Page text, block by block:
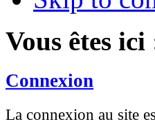
Vous êtes ici
Connexion
La connexion au site